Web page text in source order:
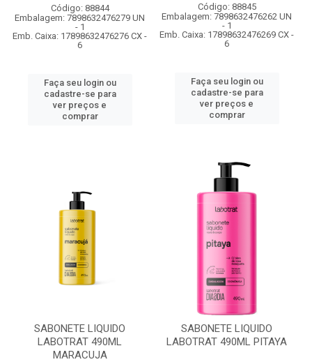
Código: 88844
Embalagem: 7898632476279 UN
- 1
Emb. Caixa: 17898632476276 CX -
6
Faça seu login ou
cadastre-se para
ver preços e
comprar
Código: 88845
Embalagem: 7898632476262 UN
- 1
Emb. Caixa: 17898632476269 CX -
6
Faça seu login ou
cadastre-se para
ver preços e
comprar
SABONETE LIQUIDO
LABOTRAT 490ML
MARACUJA
SABONETE LIQUIDO
LABOTRAT 490ML PITAYA